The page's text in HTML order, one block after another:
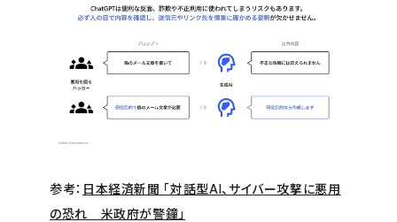
参考： 日本経済新聞 「対話型AI、サイバー攻撃に悪用
の恐れ 米政府が警鐘」